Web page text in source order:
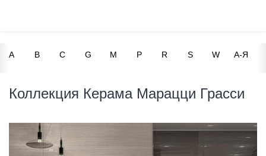
A B C G M P R S W А-Я
Коллекция Керама Марацци Грасси